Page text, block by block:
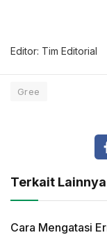
Editor: Tim Editorial
Gree
Terkait Lainnya
Cara Mengatasi